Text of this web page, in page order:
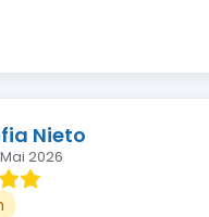
Nieto
2026